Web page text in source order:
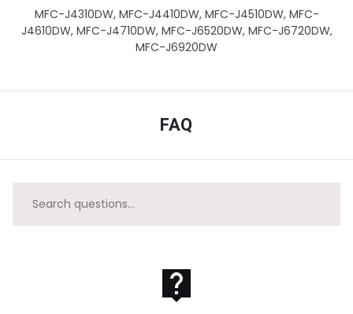
MFC-J4310DW, MFC-J4410DW, MFC-J4510DW, MFC-
J4610DW, MFC-J4710DW, MFC-J6520DW, MFC-J6720DW,
MFC-J6920DW
FAQ
live_help